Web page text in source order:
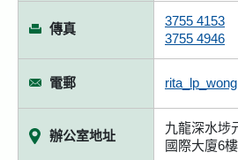
傳真
3755 4153
3755 4946
電郵
辦公室地址
九龍深水埗
國際大廈6樓